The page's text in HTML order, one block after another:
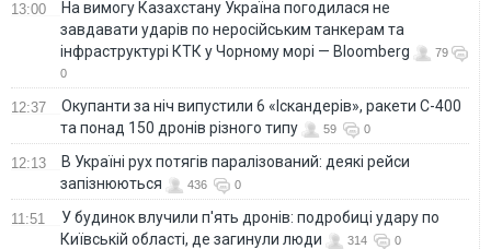
13:00
На вимогу Казахстану Україна погодилася не
завдавати ударів по неросійським танкерам та
інфраструктурі КТК у Чорному морі — Bloomberg
79
0
12:37
Окупанти за ніч випустили 6 «Іскандерів», ракети С-400
та понад 150 дронів різного типу
59 0
12:13
В Україні рух потягів паралізований: деякі рейси
запізнюються
436 0
11:51
У будинок влучили п'ять дронів: подробиці удару по
Київській області, де загинули люди
314 0